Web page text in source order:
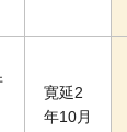
寛延2
年10月